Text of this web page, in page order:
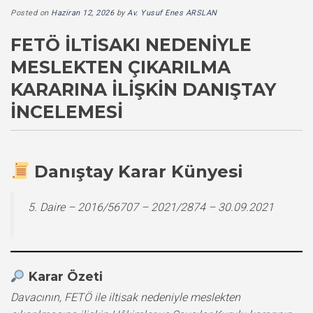
Posted on Haziran 12, 2026byAv. Yusuf Enes ARSLAN
FETÖ İLTISAKI NEDENIYLE
MESLEKTEN ÇIKARILMA
KARARINA İLIŞKIN DANIŞTAY
İNCELEMESI
Danıştay Karar Künyesi
5. Daire – 2016/56707 – 2021/2874 – 30.09.2021
Karar Özeti
Davacının, FETÖ ile iltisak nedeniyle meslekten